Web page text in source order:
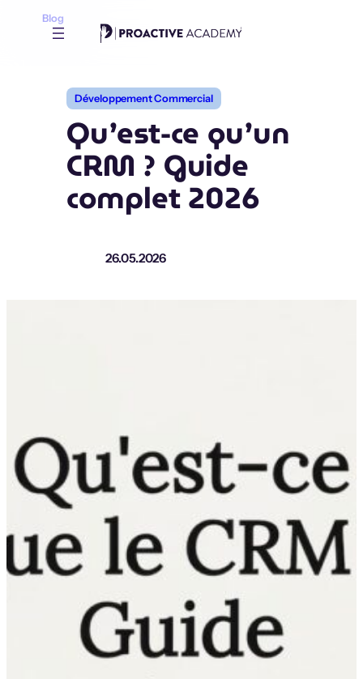
Blog
Développement Commercial
Qu’est-ce qu’un
CRM ? Guide
complet 2026
26.05.2026